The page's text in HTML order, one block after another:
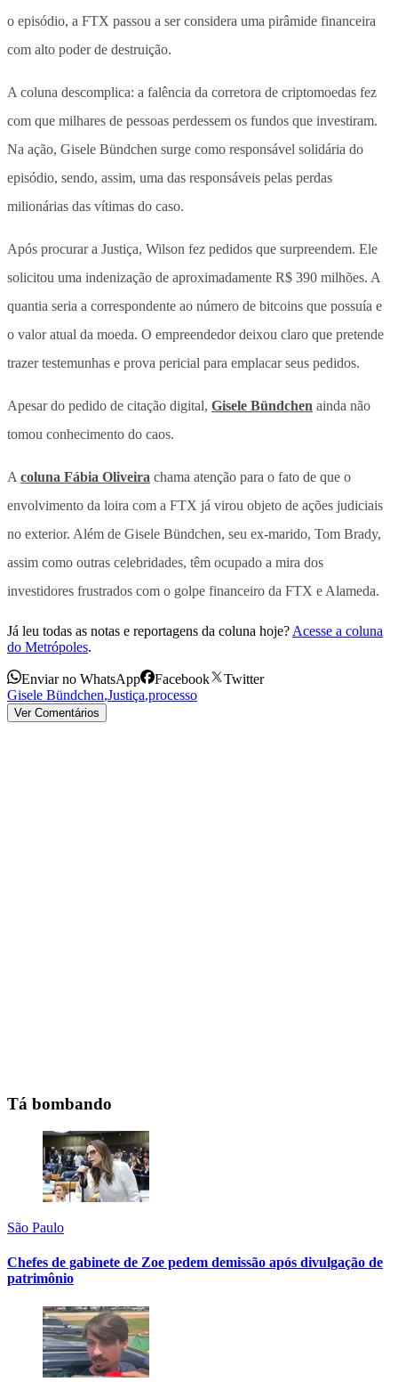
o episódio, a FTX passou a ser considera uma pirâmide financeira
com alto poder de destruição.
A coluna descomplica: a falência da corretora de criptomoedas fez
com que milhares de pessoas perdessem os fundos que investiram.
Na ação, Gisele Bündchen surge como responsável solidária do
episódio, sendo, assim, uma das responsáveis pelas perdas
milionárias das vítimas do caso.
Após procurar a Justiça, Wilson fez pedidos que surpreendem. Ele
solicitou uma indenização de aproximadamente R$ 390 milhões. A
quantia seria a correspondente ao número de bitcoins que possuía e
o valor atual da moeda. O empreendedor deixou claro que pretende
trazer testemunhas e prova pericial para emplacar seus pedidos.
Apesar do pedido de citação digital, Gisele Bündchen ainda não
tomou conhecimento do caos.
A coluna Fábia Oliveira chama atenção para o fato de que o
envolvimento da loira com a FTX já virou objeto de ações judiciais
no exterior. Além de Gisele Bündchen, seu ex-marido, Tom Brady,
assim como outras celebridades, têm ocupado a mira dos
investidores frustrados com o golpe financeiro da FTX e Alameda.
Já leu todas as notas e reportagens da coluna hoje? Acesse a coluna
do Metrópoles.
Enviar no WhatsApp Facebook
Twitter
Gisele Bündchen,Justiça,processo
Ver Comentários
Tá bombando
São Paulo
Chefes de gabinete de Zoe pedem demissão após divulgação de
patrimônio